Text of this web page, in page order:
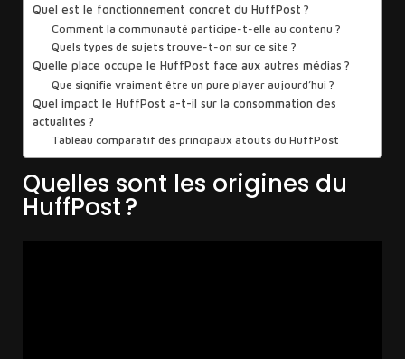
Quel est le fonctionnement concret du HuffPost ?
Comment la communauté participe-t-elle au contenu ?
Quels types de sujets trouve-t-on sur ce site ?
Quelle place occupe le HuffPost face aux autres médias ?
Que signifie vraiment être un pure player aujourd’hui ?
Quel impact le HuffPost a-t-il sur la consommation des
actualités ?
Tableau comparatif des principaux atouts du HuffPost
Quelles sont les origines du
HuffPost ?